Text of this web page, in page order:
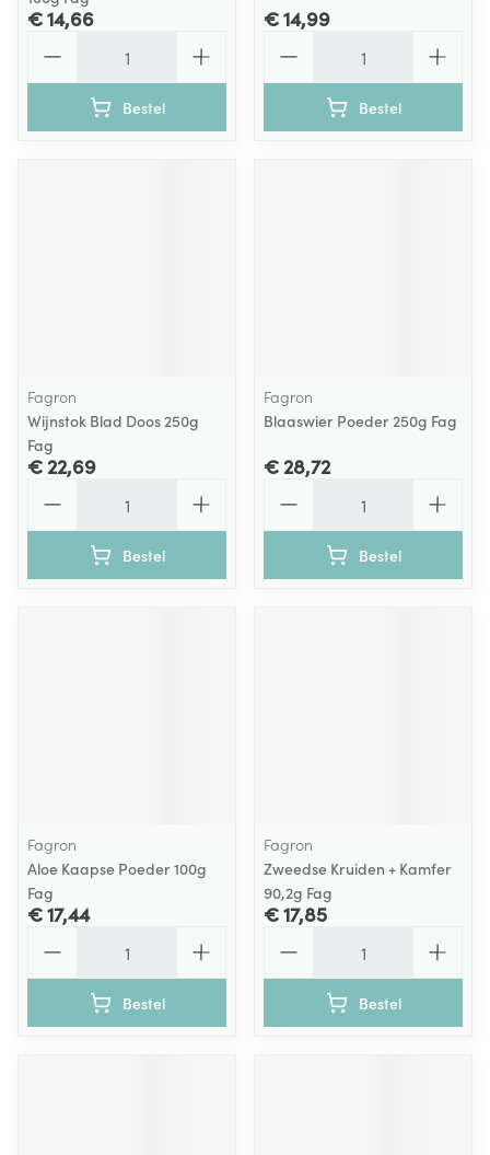
€ 14,66
Bestel
€ 14,99
Bestel
Fagron
Wijnstok Blad Doos 250g
Fag
€ 22,69
Bestel
Fagron
Blaaswier Poeder 250g Fag
€ 28,72
Bestel
Fagron
Aloe Kaapse Poeder 100g
Fag
€ 17,44
Bestel
Fagron
Zweedse Kruiden + Kamfer
90,2g Fag
€ 17,85
Bestel